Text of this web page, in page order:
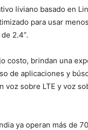
liviano basado en
para usar
2.4”.
costo, brindan una
de aplicaciones y
voz sobre LTE y voz
ya operan más de